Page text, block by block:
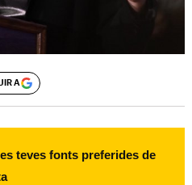
A
teves fonts preferides de